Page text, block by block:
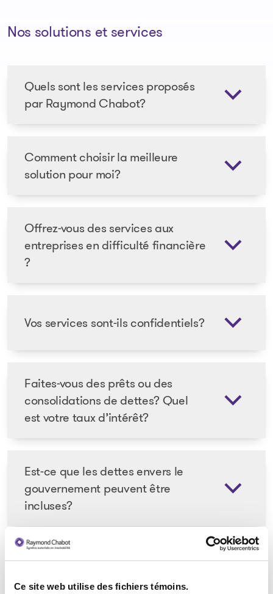
Ce site web utilise des fichiers témoins.
Nos solutions et services
Quels sont les services proposés
par Raymond Chabot?
Comment choisir la meilleure
solution pour moi?
Offrez-vous des services aux
entreprises en difficulté financière
?
Vos services sont-ils confidentiels?
Faites-vous des prêts ou des
consolidations de dettes? Quel
est votre taux d’intérêt?
Est-ce que les dettes envers le
gouvernement peuvent être
incluses?
Le syndic autorisé en insolvabilité